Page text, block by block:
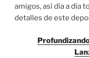
amigos, así día a día
detalles de este